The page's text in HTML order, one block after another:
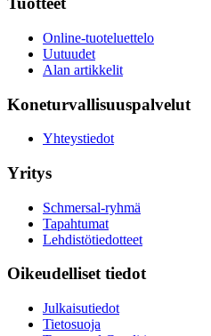
Online-tuoteluettelo
Uutuudet
Alan artikkelit
Koneturvallisuuspalvelut
Yhteystiedot
Yritys
Schmersal-ryhmä
Tapahtumat
Lehdistötiedotteet
Oikeudelliset tiedot
Julkaisutiedot
Tietosuoja